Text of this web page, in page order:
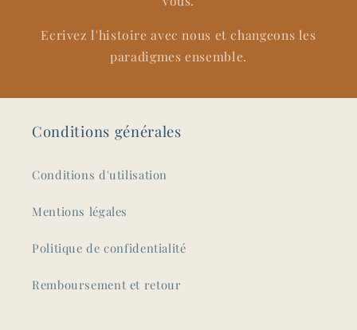
Ecrivez l'histoire avec nous et changeons les
paradigmes ensemble.
Conditions générales
Conditions d'utilisation
Mentions légales
Politique de confidentialité
Remboursement et retour